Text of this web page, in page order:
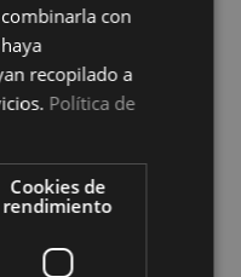
Reversible Cotoblau
Ver precio
COMPRAR
con
recopilado a
Política de
Cookies de
rendimiento